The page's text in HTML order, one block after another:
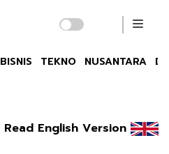
BISNIS TEKNO NUSANTARA
Read English Version